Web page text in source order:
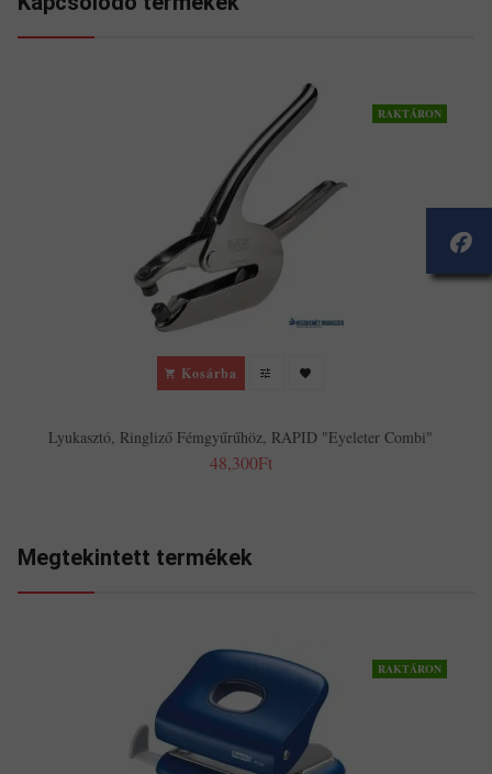
RAKTÁRON
Kosárba
Lyukasztó, Ringliző Fémgyűrűhöz, RAPID "Eyeleter Combi"
48,300Ft
Megtekintett termékek
RAKTÁRON